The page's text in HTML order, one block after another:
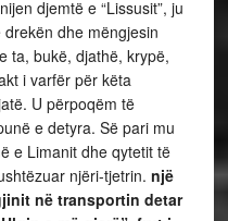
një
në transportin detar